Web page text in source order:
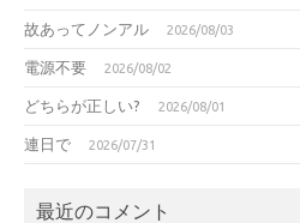
故あってノンアル 2026/08/03
電源不要 2026/08/02
どちらが正しい? 2026/08/01
連日で 2026/07/31
最近のコメント